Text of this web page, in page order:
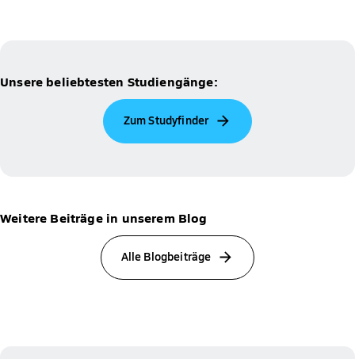
Unsere beliebtesten Studiengänge:
Zum Studyfinder
Weitere Beiträge in unserem Blog
Alle Blogbeiträge